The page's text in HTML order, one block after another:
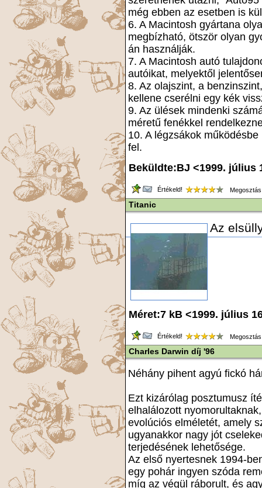
még ebben az esetben is
6. A Macintosh gyártana
megbízható, ötször olyan
án használják.
7. A Macintosh autó
autóikat, melyektől
8. Az olajszint, a
kellene cserélni egy kék
9. Az ülések mindenki
méretű fenékkel
10. A légzsákok
fel.
Beküldte:BJ <1999. július
Értékeld!
Titanic
Az
Méret:7 kB <1999. július
Értékeld!
Charles Darwin díj '96
Néhány pihent agyú fickó
Ezt kizárólag posztumusz
elhalálozott
evolúciós elméletét, amely
ugyanakkor nagy jót
terjedésének lehetősége.
Az első nyertesnek 1994-
egy pohár ingyen szóda
míg az végül ráborult, és